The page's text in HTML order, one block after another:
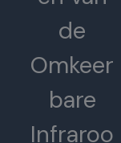
de
Omkeer
bare
Infraroo